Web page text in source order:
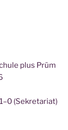
plus Prüm
(Sekre­ta­ri­at)